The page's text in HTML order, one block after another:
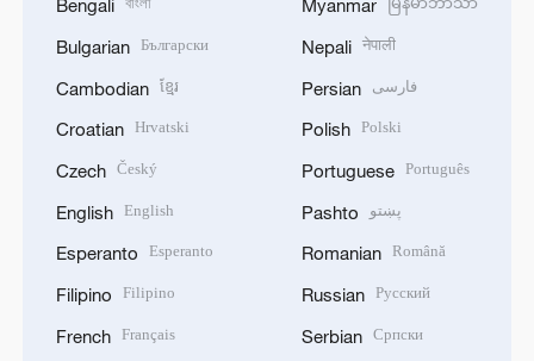
Bengali
Bulgarian Български
Cambodian ខ្មែរ
Croatian Hrvatski
Czech Český
English English
Esperanto Esperanto
Filipino Filipino
French Français
Myanmar
Nepali नेपाली
Persian فارسی
Polish Polski
Portuguese Português
Pashto پښتو
Romanian Română
Russian Русский
Serbian Српски